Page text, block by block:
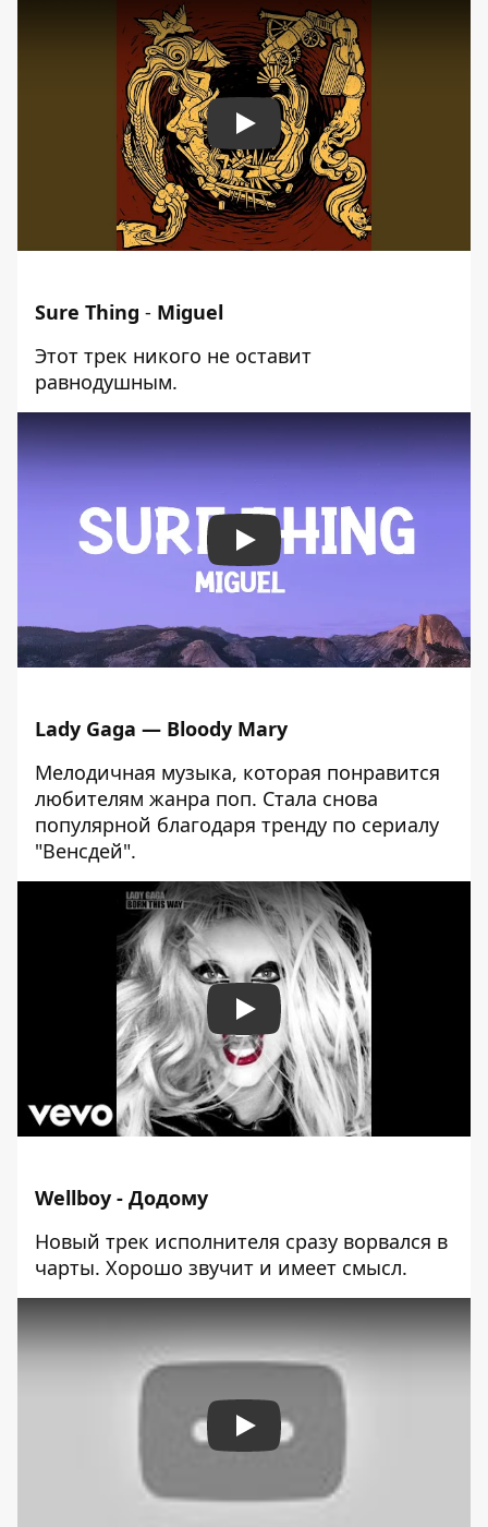
Play
Sure Thing - Miguel
Этот трек никого не оставит
равнодушным.
Play
Lady Gaga — Bloody Mary
Мелодичная музыка, которая понравится
любителям жанра поп. Стала снова
популярной благодаря тренду по сериалу
"Венсдей".
Play
Wellboy - Додому
Новый трек исполнителя сразу ворвался в
чарты. Хорошо звучит и имеет смысл.
Play